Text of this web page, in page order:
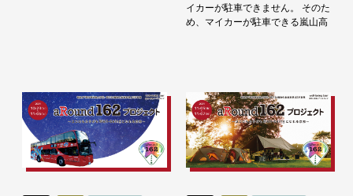
イカーが駐車できません。 そのた
め、マイカーが駐車できる嵐山高